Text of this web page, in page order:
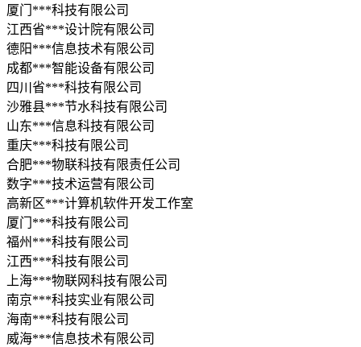
厦门***科技有限公司
江西省***设计院有限公司
德阳***信息技术有限公司
成都***智能设备有限公司
四川省***科技有限公司
沙雅县***节水科技有限公司
山东***信息科技有限公司
重庆***科技有限公司
合肥***物联科技有限责任公司
数字***技术运营有限公司
高新区***计算机软件开发工作室
厦门***科技有限公司
福州***科技有限公司
江西***科技有限公司
上海***物联网科技有限公司
南京***科技实业有限公司
海南***科技有限公司
威海***信息技术有限公司